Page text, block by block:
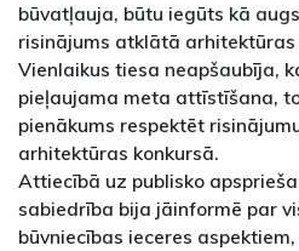
būvatļauja, būtu iegūts kā
risinājums atklātā arhitektūras
Vienlaikus tiesa neapšaubīja,
pieļaujama meta attīstīšana,
pienākums respektēt
arhitektūras konkursā.
Attiecībā uz publisko
sabiedrība bija jāinformē par
būvniecības ieceres